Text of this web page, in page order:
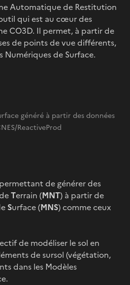
Automatique de Restitution
qui est au cœur des
CO3D. Il permet, à partir de
de points de vue différents,
Numériques de Surface.
généré à partir des données
ReactiveProd
de générer des
Terrain (MNT) à partir de
Surface (MNS) comme ceux
de modéliser le sol en
de sursol (végétation,
dans les Modèles